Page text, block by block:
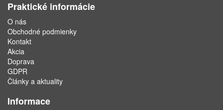
Praktické informácie
O nás
Obchodné podmienky
Kontakt
Akcia
Doprava
GDPR
Články a aktuality
Informace